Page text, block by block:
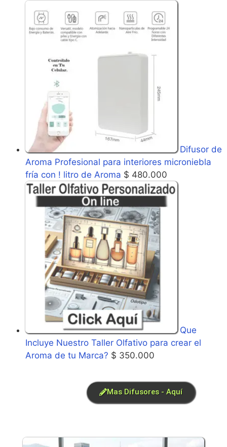
Difusor de
Aroma Profesional para interiores microniebla
fría con ! litro de Aroma $ 480.000
Que
Incluye Nuestro Taller Olfativo para crear el
Aroma de tu Marca? $ 350.000
Mas Difusores - Aquí